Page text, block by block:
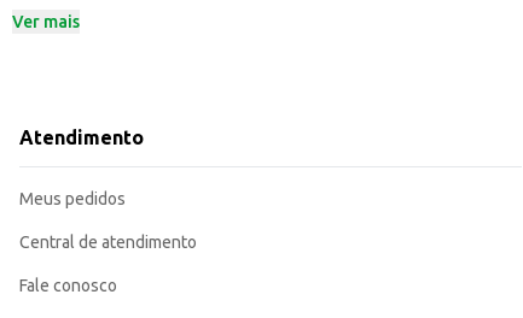
Ideal para artesanato e trabalhos manuais.
Para melhores resultados, limpe as superfícies antes da aplicação.
Após o uso, limpe a abertura do pote para evitar o endurecimento da cola.
Ver mais
Atendimento
Meus pedidos
Central de atendimento
Fale conosco